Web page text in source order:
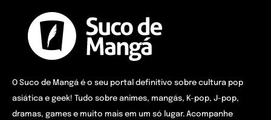
O Suco de Mangá é o seu portal definitivo sobre cultura pop
asiática e geek! Tudo sobre animes, mangás, K-pop, J-pop,
dramas, games e muito mais em um só lugar. Acompanhe